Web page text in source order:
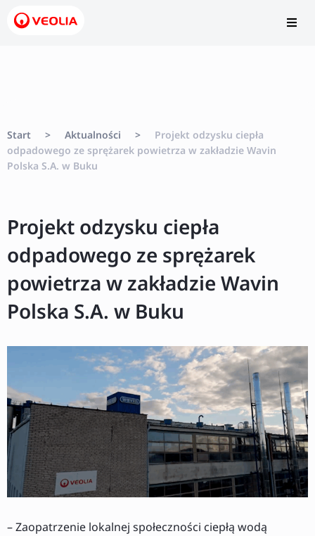
Start > Aktualności >
Projekt odzysku ciepła
odpadowego ze sprężarek powietrza w zakładzie Wavin
Polska S.A. w Buku
Projekt odzysku ciepła
odpadowego ze sprężarek
powietrza w zakładzie Wavin
Polska S.A. w Buku
– Zaopatrzenie lokalnej społeczności ciepłą wodą